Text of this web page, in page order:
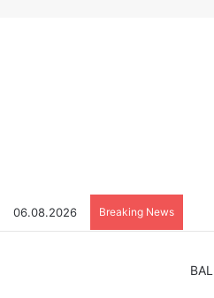
06.08.2026 Breaking News